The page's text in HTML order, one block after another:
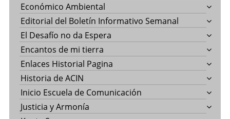
Económico Ambiental
Editorial del Boletín Informativo Semanal
El Desafío no da Espera
Encantos de mi tierra
Enlaces Historial Pagina
Historia de ACIN
Inicio Escuela de Comunicación
Justicia y Armonía